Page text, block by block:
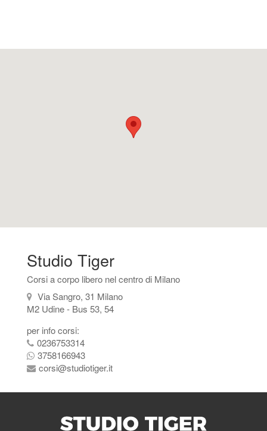
Studio Tiger
Corsi a corpo libero nel centro di Milano
Via Sangro, 31 Milano
M2 Udine - Bus 53, 54
per info corsi:
0236753314
3758166943
corsi@studiotiger.it